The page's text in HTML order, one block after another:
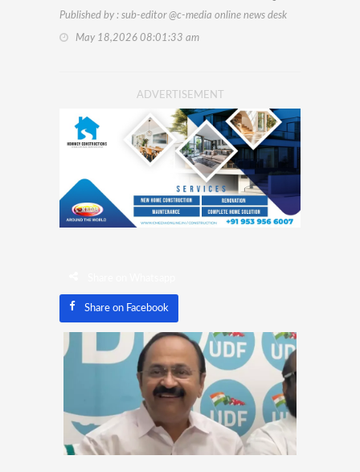
Published by : sub-editor @c-media online news desk
May 18,2026 08:01:33 am
ADVERTISEMENT
Share on Facebook